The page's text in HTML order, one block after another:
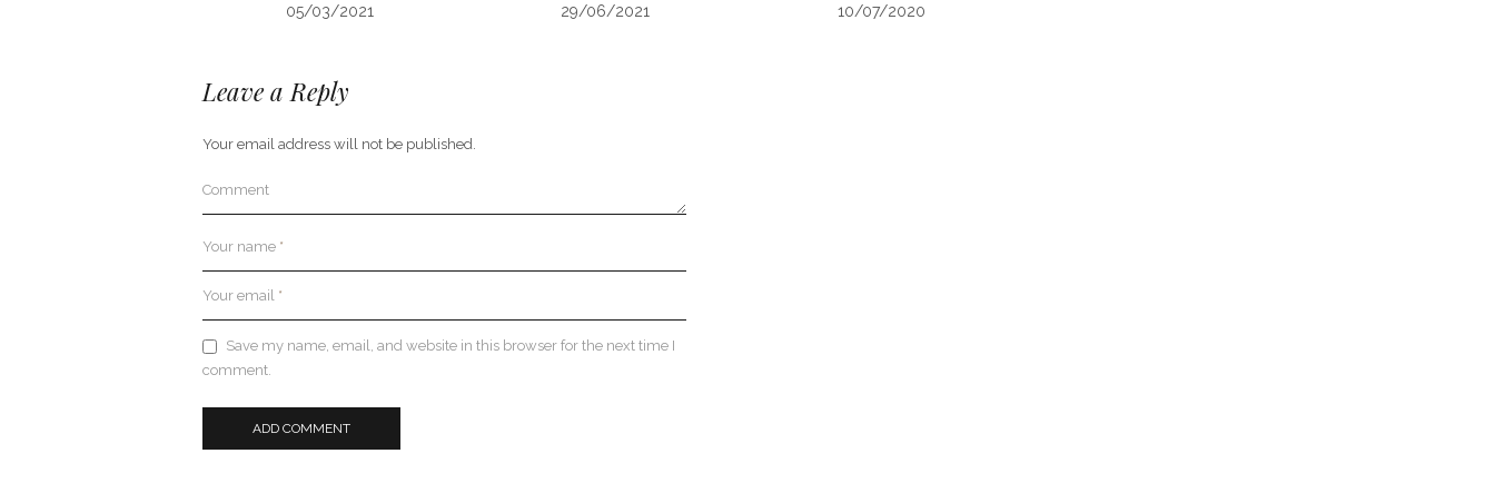
05/03/2021 29/06/2021 10/07/2020
Leave a Reply
Your email address will not be published.
Comment
Your name *
Your email *
Save my name, email, and website in this browser for the next time I
comment.